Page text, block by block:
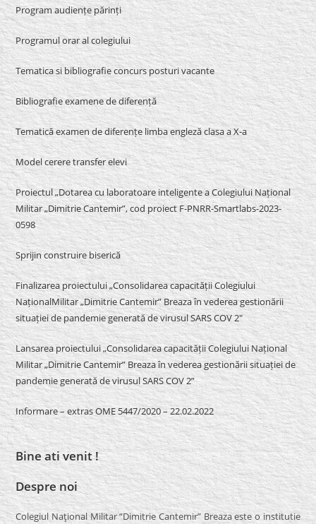
Program audiențe părinți
Programul orar al colegiului
Tematica si bibliografie concurs posturi vacante
Bibliografie examene de diferență
Tematică examen de diferențe limba engleză clasa a X-a
Model cerere transfer elevi
Proiectul „Dotarea cu laboratoare inteligente a Colegiului Național
Militar „Dimitrie Cantemir”, cod proiect F-PNRR-Smartlabs-2023-
0598
Sprijin construire biserică
Finalizarea proiectului „Consolidarea capacității Colegiului
NaționalMilitar „Dimitrie Cantemir” Breaza în vederea gestionării
situației de pandemie generată de virusul SARS COV 2″
Lansarea proiectului „Consolidarea capacității Colegiului Național
Militar „Dimitrie Cantemir” Breaza în vederea gestionării situației de
pandemie generată de virusul SARS COV 2”
Informare – extras OME 5447/2020 – 22.02.2022
Bine ati venit !
Despre noi
Colegiul Naţional Militar “Dimitrie Cantemir” Breaza este o institutie